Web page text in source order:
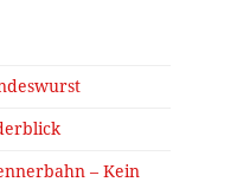
– Kein